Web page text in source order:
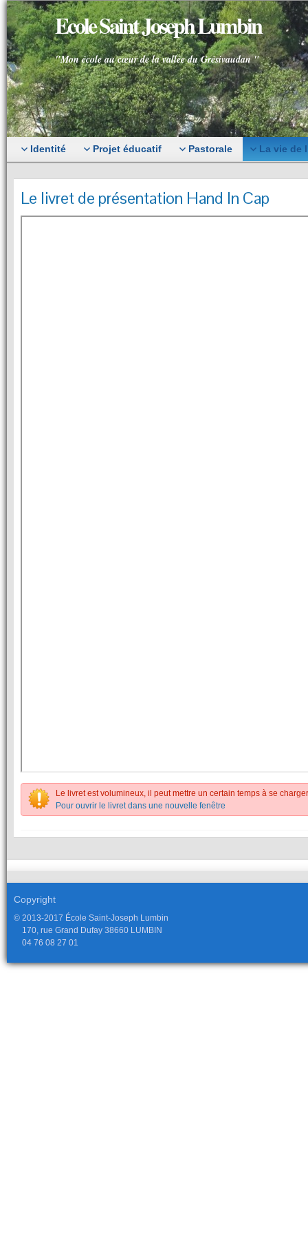
Ecole Saint Joseph Lumbin
"Mon école au cœur de la vallée du Grésivaudan "
Identité Projet éducatif Pastorale La vie de
Le livret de présentation Hand In Cap
Le livret est volumineux, il peut mettre un certain temps à se
Pour ouvrir le livret dans une nouvelle fenêtre
Copyright
© 2013-2017 École Saint-Joseph Lumbin
170, rue Grand Dufay 38660 LUMBIN
04 76 08 27 01